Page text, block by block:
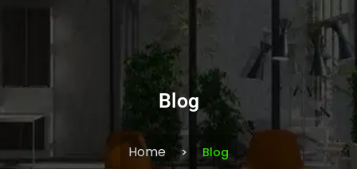
Blog
Home Blog